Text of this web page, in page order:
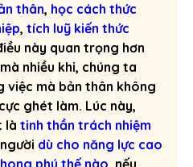
thân, học cách thức
, tích luỹ kiến thức
này quan trọng hơn
nhiều khi, chúng ta
việc mà bản thân không
ghét làm. Lúc này,
là tinh thần trách nhiệm
dù cho năng lực cao